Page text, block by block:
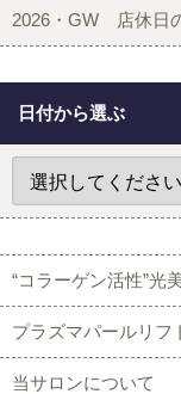
2026・GW 店休日
日付から選ぶ
“コラーゲン活性”
プラズマパールリ
当サロンについて